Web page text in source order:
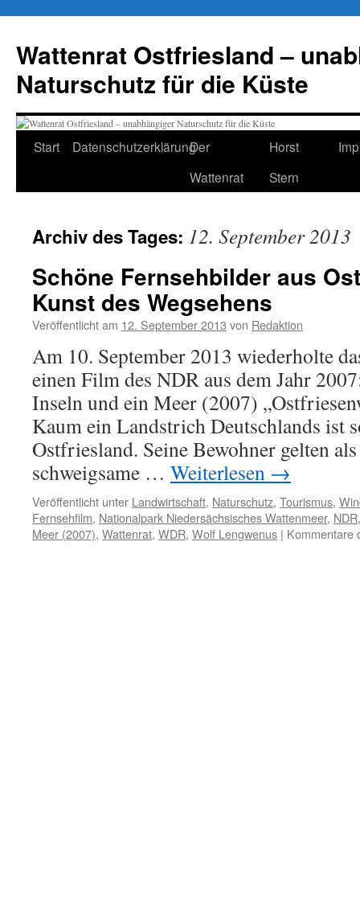
springen
Wattenrat Ostfriesland –
Naturschutz für die Küste
Start DatenschutzerklärungDer
Wattenrat
Horst
Stern
Archiv des Tages: 12. September 2013
Schöne Fernsehbilder aus
Kunst des Wegsehens
Veröffentlicht am 12. September 2013 von Redaktion
Am 10. September 2013 wiederholte
einen Film des NDR aus dem Jahr
Inseln und ein Meer (2007)
Kaum ein Landstrich Deutschlands ist
Ostfriesland. Seine Bewohner gelten
schweigsame … Weiterlesen →
Veröffentlicht unter Landwirtschaft, Naturschutz, Tourismus,
Fernsehfilm, Nationalpark Niedersächsisches Wattenmeer, NDR
Meer (2007), Wattenrat, WDR, Wolf Lengwenus | Kommentare